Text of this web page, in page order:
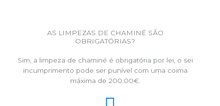
AS LIMPEZAS DE CHAMINÉ SÃO
OBRIGATÓRIAS?
Sim, a limpeza de chaminé é obrigatória por lei, o sei
incumprimento pode ser punível com uma coima
máxima de 200.00€.